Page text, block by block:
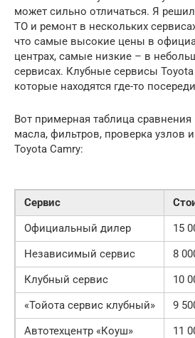
может сильно отличаться. Я
ТО и ремонт в нескольких
что самые высокие цены в
центрах, самые низкие – в
сервисах. Клубные сервисы
которые находятся где-то
Вот примерная таблица
масла, фильтров, проверка узлов и
Toyota Camry:
Сервис
Официальный дилер
15
Независимый сервис
8
Клубный сервис
10
«Тойота сервис клубный»
9
Автотехцентр «Коуш»
11